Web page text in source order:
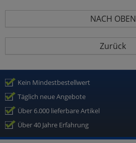
NACH OBEN
Zurück
Kein Mindestbestellwert
Täglich neue Angebote
Über 6.000 lieferbare Artikel
Über 40 Jahre Erfahrung